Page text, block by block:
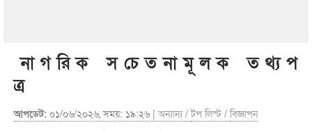
না গ রি ক স চে ত না মূ ল ক ত থ্য প
ত্র
আপডেট: ০১/০৬/২০২৬, সময়: ১৯:২৬ |অন্যান্য/টপ লিস্ট /বিজ্ঞাপন